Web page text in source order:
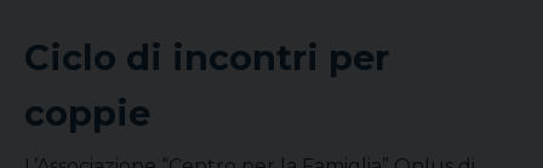
Ciclo di incontri per
coppie